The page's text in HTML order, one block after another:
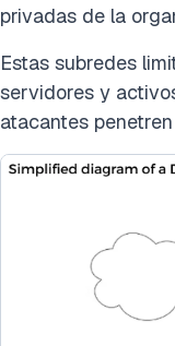
privadas de la
Estas subredes
servidores y
atacantes